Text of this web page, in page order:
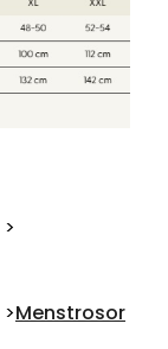
Menstrosor